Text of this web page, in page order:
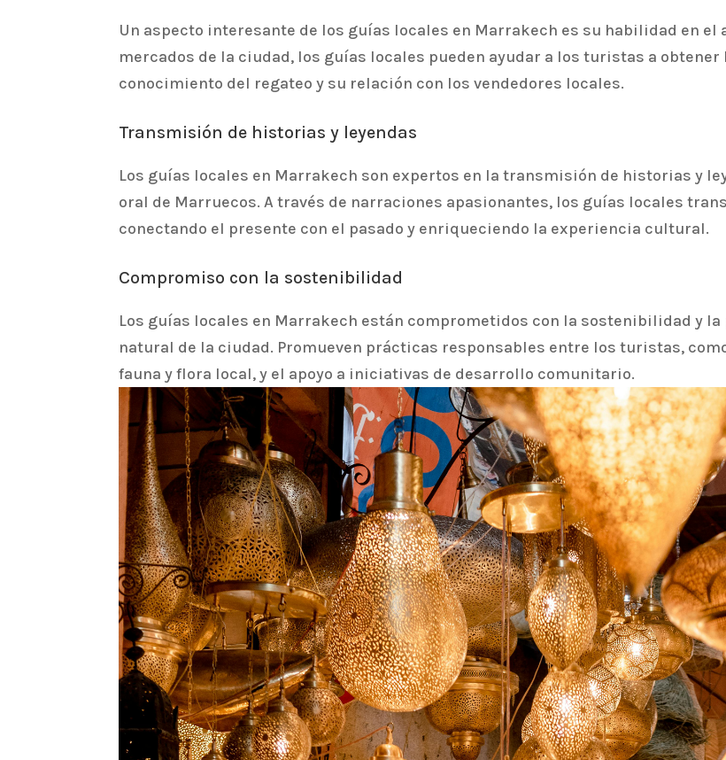
Un aspecto interesante de los guías locales en Marrakech es su habilidad en el
mercados de la ciudad, los guías locales pueden ayudar a los turistas a
conocimiento del regateo y su relación con los vendedores locales.
Transmisión de historias y leyendas
Los guías locales en Marrakech son expertos en la transmisión de historias y
oral de Marruecos. A través de narraciones apasionantes, los guías locales
conectando el presente con el pasado y enriqueciendo la experiencia cultural.
Compromiso con la sostenibilidad
Los guías locales en Marrakech están comprometidos con la sostenibilidad y
natural de la ciudad. Promueven prácticas responsables entre los turistas,
fauna y flora local, y el apoyo a iniciativas de desarrollo comunitario.